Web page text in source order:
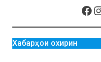
Хабарҳои охирин